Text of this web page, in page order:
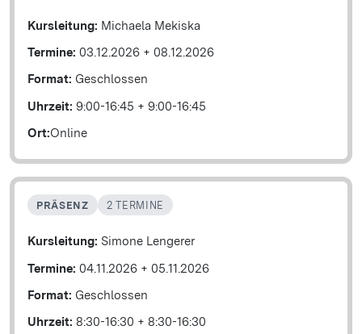
Kursleitung: Michaela Mekiska
Termine: 03.12.2026 + 08.12.2026
Format: Geschlossen
Uhrzeit: 9:00-16:45 + 9:00-16:45
Ort:Online
PRÄSENZ 2 TERMINE
Kursleitung: Simone Lengerer
Termine: 04.11.2026 + 05.11.2026
Format: Geschlossen
Uhrzeit: 8:30-16:30 + 8:30-16:30